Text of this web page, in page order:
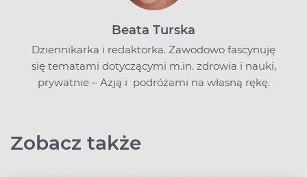
Beata Turska
Dziennikarka i redaktorka. Zawodowo fascynuję
się tematami dotyczącymi m.in. zdrowia i nauki,
prywatnie – Azją i podróżami na własną rękę.
Zobacz także